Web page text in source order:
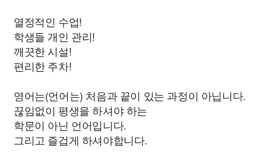
열정적인 수업!
학생들 개인 관리!
깨끗한 시설!
편리한 주차!
영어는(언어는) 처음과 끝이 있는 과정이 아닙니다.
끊임없이 평생을 하셔야 하는
학문이 아닌 언어입니다.
그리고 즐겁게 하셔야합니다.